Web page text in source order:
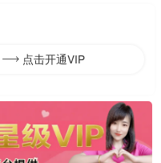
 点击开通VIP